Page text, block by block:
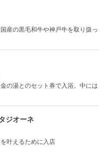
産の黒毛和牛や神戸牛を取り扱っ
の湯とのセット券で入浴。中には
ジオーネ
叶えるために入店